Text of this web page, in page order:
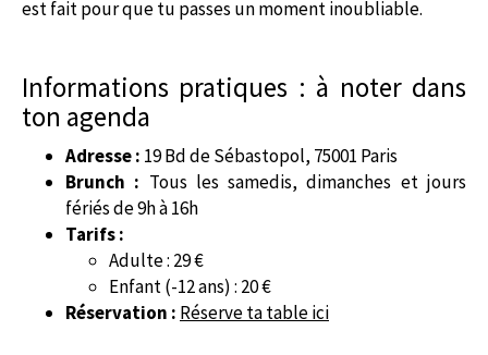
est fait pour que tu passes un moment inoubliable.
Informations pratiques : à noter dans
ton agenda
Adresse : 19 Bd de Sébastopol, 75001 Paris
Brunch : Tous les samedis, dimanches et jours
fériés de 9h à 16h
Tarifs :
Adulte : 29 €
Enfant (-12 ans) : 20 €
Réservation : Réserve ta table ici